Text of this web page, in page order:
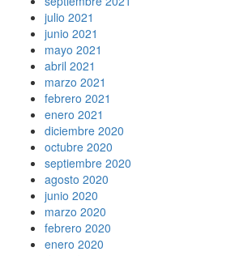
julio 2021
junio 2021
mayo 2021
abril 2021
marzo 2021
febrero 2021
enero 2021
diciembre 2020
octubre 2020
septiembre 2020
agosto 2020
junio 2020
marzo 2020
febrero 2020
enero 2020